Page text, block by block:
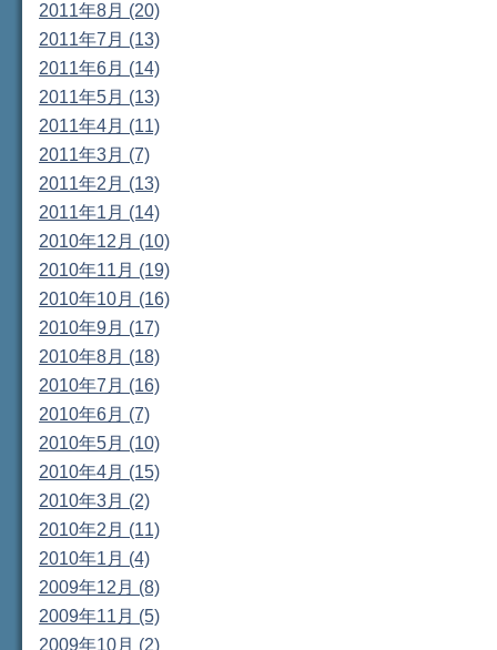
2011年8月 (20)
2011年7月 (13)
2011年6月 (14)
2011年5月 (13)
2011年4月 (11)
2011年3月 (7)
2011年2月 (13)
2011年1月 (14)
2010年12月 (10)
2010年11月 (19)
2010年10月 (16)
2010年9月 (17)
2010年8月 (18)
2010年7月 (16)
2010年6月 (7)
2010年5月 (10)
2010年4月 (15)
2010年3月 (2)
2010年2月 (11)
2010年1月 (4)
2009年12月 (8)
2009年11月 (5)
2009年10月 (2)